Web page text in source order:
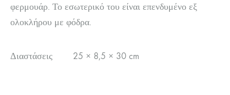
φερμουάρ. Το εσωτερικό του είναι επενδυμένο εξ
ολοκλήρου με φόδρα.
Διαστάσεις 25 × 8,5 × 30 cm